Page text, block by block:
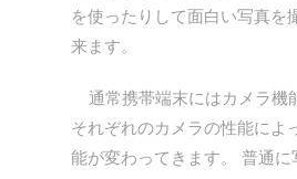
を使ったりして面白い写真を
来ます。
通常携帯端末にはカメラ機
それぞれのカメラの性能によ
能が変わってきます。 普通に